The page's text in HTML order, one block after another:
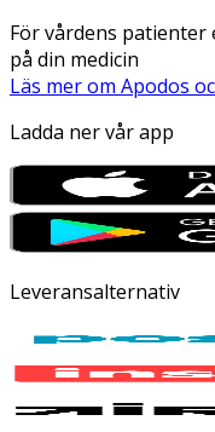
För vårdens
på din medicin
Läs mer om Apodos
Ladda ner vår app
Leveransalternativ